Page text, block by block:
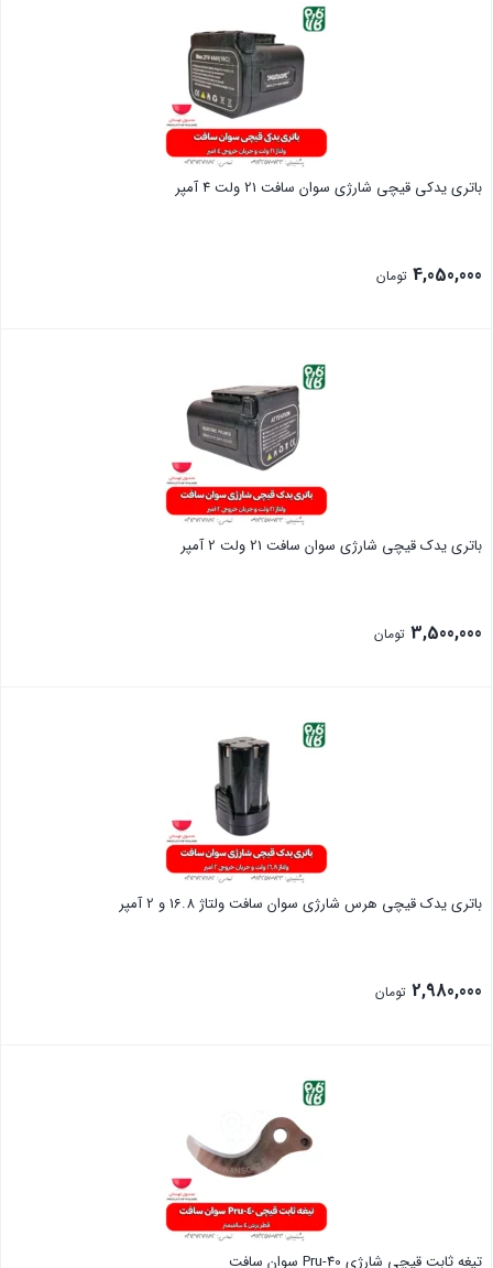
باتری یدکی قیچی شارژی سوان سافت 21 ولت 4 آمپر
4,050,000 تومان
باتری یدک قیچی شارژی سوان سافت 21 ولت 2 آمپر
3,500,000 تومان
باتری یدک قیچی هرس شارژی سوان سافت ولتاژ 16.8 و 2 آمپر
2,980,000 تومان
تیغه ثابت قیچی شارژی Pru-40 سوان سافت